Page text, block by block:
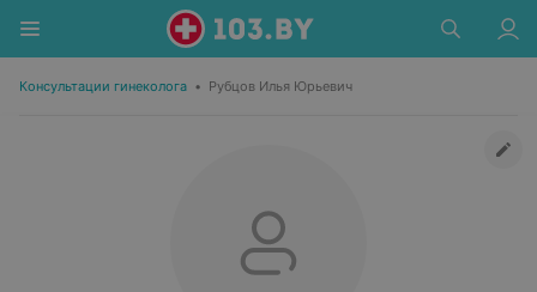
Консультации гинеколога • Рубцов Илья Юрьевич